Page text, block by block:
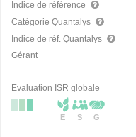
Indice de référence
Catégorie Quantalys
Indice de réf. Quantalys
Gérant
Evaluation ISR globale
E S G